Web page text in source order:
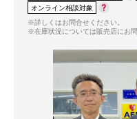
オンライン相談対象
※詳しくはお問合せください。
※在庫状況については販売店にお